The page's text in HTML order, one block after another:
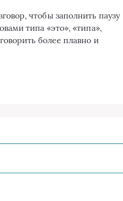
чтобы заполнить паузу
типа «это», «типа»,
более плавно и